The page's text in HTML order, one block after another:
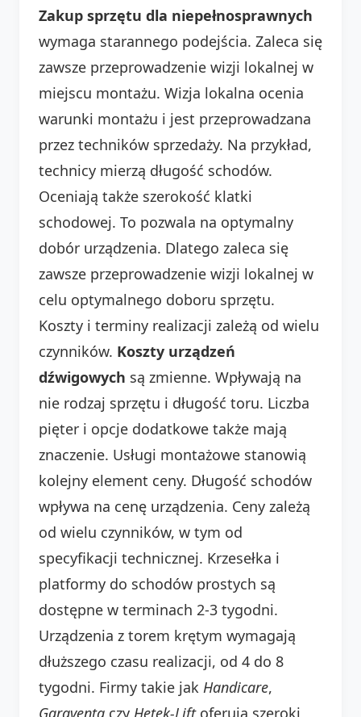
Zakup sprzętu dla niepełnosprawnych
wymaga starannego podejścia. Zaleca się
zawsze przeprowadzenie wizji lokalnej w
miejscu montażu. Wizja lokalna ocenia
warunki montażu i jest przeprowadzana
przez techników sprzedaży. Na przykład,
technicy mierzą długość schodów.
Oceniają także szerokość klatki
schodowej. To pozwala na optymalny
dobór urządzenia. Dlatego zaleca się
zawsze przeprowadzenie wizji lokalnej w
celu optymalnego doboru sprzętu.
Koszty i terminy realizacji zależą od wielu
czynników. Koszty urządzeń
dźwigowych są zmienne. Wpływają na
nie rodzaj sprzętu i długość toru. Liczba
pięter i opcje dodatkowe także mają
znaczenie. Usługi montażowe stanowią
kolejny element ceny. Długość schodów
wpływa na cenę urządzenia. Ceny zależą
od wielu czynników, w tym od
specyfikacji technicznej. Krzesełka i
platformy do schodów prostych są
dostępne w terminach 2-3 tygodni.
Urządzenia z torem krętym wymagają
dłuższego czasu realizacji, od 4 do 8
tygodni. Firmy takie jak Handicare,
Garaventa czy Hetek-Liftoferują szeroki